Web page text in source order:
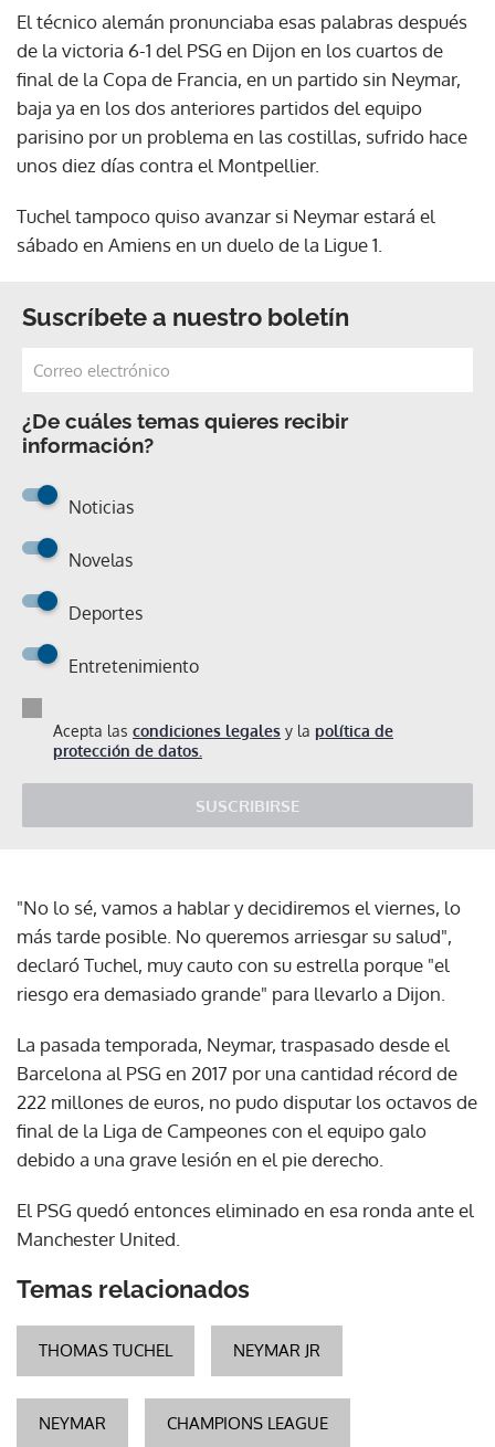
El técnico alemán pronunciaba esas palabras después
de la victoria 6-1 del PSG en Dijon en los cuartos de
final de la Copa de Francia, en un partido sin Neymar,
baja ya en los dos anteriores partidos del equipo
parisino por un problema en las costillas, sufrido hace
unos diez días contra el Montpellier.
Tuchel tampoco quiso avanzar si Neymar estará el
sábado en Amiens en un duelo de la Ligue 1.
Suscríbete a nuestro boletín
¿De cuáles temas quieres recibir
información?
Noticias
Novelas
Deportes
Entretenimiento
Acepta las condiciones legales y la política de
protección de datos.
SUSCRIBIRSE
"No lo sé, vamos a hablar y decidiremos el viernes, lo
más tarde posible. No queremos arriesgar su salud",
declaró Tuchel, muy cauto con su estrella porque "el
riesgo era demasiado grande" para llevarlo a Dijon.
La pasada temporada, Neymar, traspasado desde el
Barcelona al PSG en 2017 por una cantidad récord de
222 millones de euros, no pudo disputar los octavos de
final de la Liga de Campeones con el equipo galo
debido a una grave lesión en el pie derecho.
El PSG quedó entonces eliminado en esa ronda ante el
Manchester United.
Temas relacionados
THOMAS TUCHEL NEYMAR JR
NEYMAR CHAMPIONS LEAGUE